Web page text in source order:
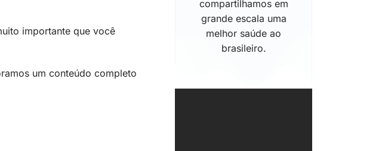
importante que você
um conteúdo completo
compartilhamos em
grande escala uma
melhor saúde ao
brasileiro.